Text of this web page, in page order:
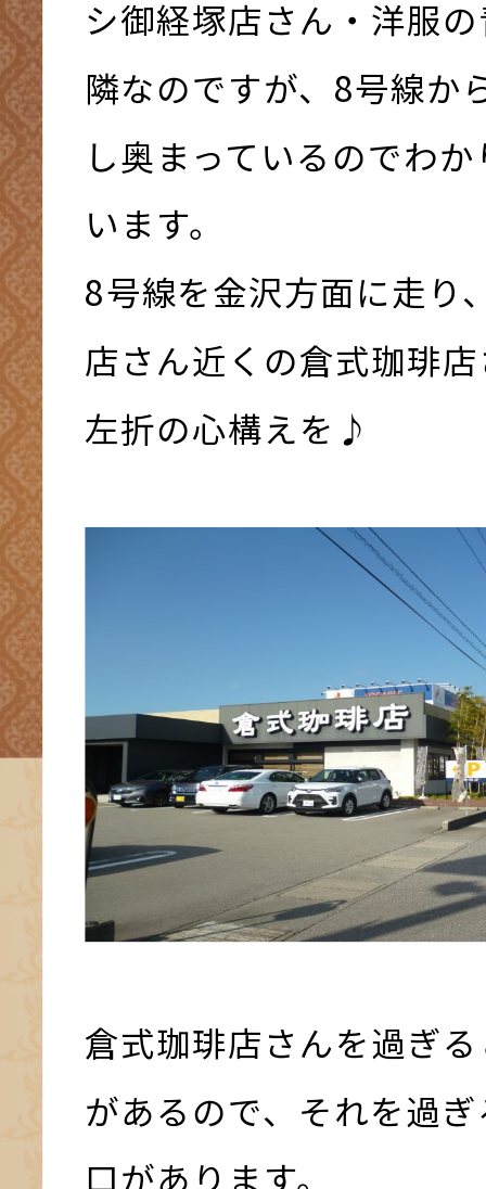
シ御経塚店さん・洋服
隣なのですが、8号線か
し奥まっているのでわ
います。
8号線を金沢方面に走り
店さん近くの倉式珈琲
左折の心構えを♪
倉式珈琲店さんを過ぎ
があるので、それを過
口があります。